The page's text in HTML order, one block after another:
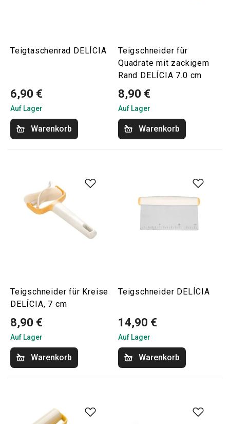
Teigtaschenrad DELÍCIA
6,90 €
Auf Lager
Warenkorb
Teigschneider für
Quadrate mit zackigem
Rand DELÍCIA 7.0 cm
8,90 €
Auf Lager
Warenkorb
Teigschneider für Kreise
DELÍCIA, 7 cm
8,90 €
Auf Lager
Warenkorb
Teigschneider DELÍCIA
14,90 €
Auf Lager
Warenkorb